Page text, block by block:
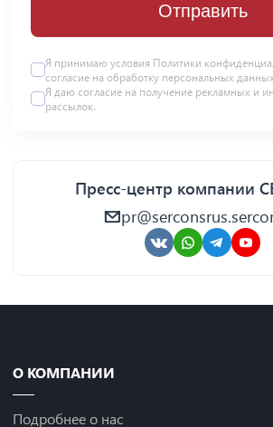
Отправить
Я принимаю условия Политики
согласие на обработку персональных данных
Я даю согласие на получение рекламных и
рассылок.
Пресс-центр компании
О КОМПАНИИ
Подробнее о нас